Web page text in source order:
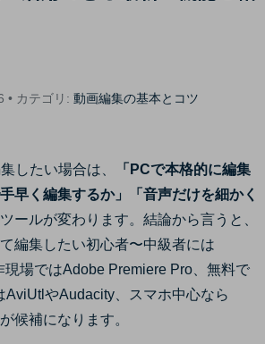
ログイン
• カテゴリ: 動画編集の基本とコツ
したい場合は、
「PCで本格的に編集
早く編集するか」「音声だけを細かく
ールが変わります。結論から言うと、
編集したい初心者〜中級者には
現場ではAdobe Premiere Pro、無料で
AviUtlやAudacity、スマホ中心なら
候補になります。